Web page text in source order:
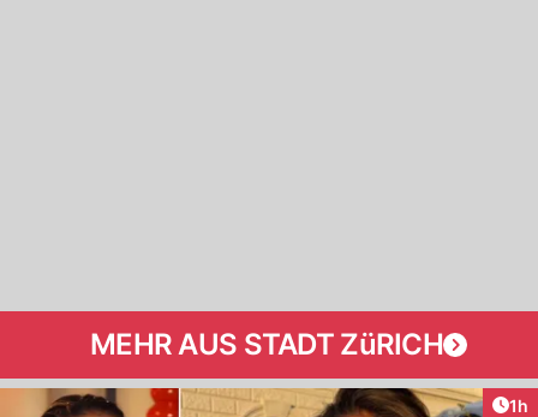
MEHR AUS STADT ZüRICH
1h